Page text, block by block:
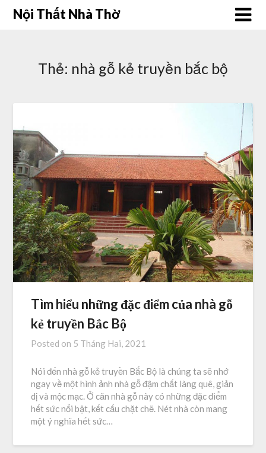
SkipNội Thất Nhà Thờ
Thẻ: nhà gỗ kẻ truyền bắc bộ
Tìm hiểu những đặc điểm của nhà gỗ
kẻ truyền Bắc Bộ
Posted on 5 Tháng Hai, 2021
Nói đến nhà gỗ kẻ truyền Bắc Bộ là chúng ta sẽ nhớ
ngay về một hình ảnh nhà gỗ đậm chất làng quê, giản
dị và mộc mạc. Ở căn nhà gỗ này có những đặc điểm
hết sức nổi bật, kết cấu chặt chẽ. Nét nhà còn mang
một ý nghĩa hết sức…